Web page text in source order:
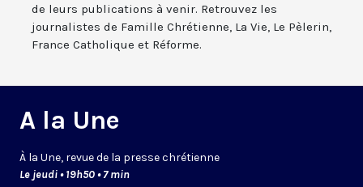
de leurs publications à venir. Retrouvez les
journalistes de Famille Chrétienne, La Vie, Le Pèlerin,
France Catholique et Réforme.
A la Une
À la Une, revue de la presse chrétienne
Le jeudi • 19h50 • 7 min